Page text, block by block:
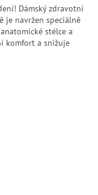
Dámský zdravotní
je navržen speciálně
stélce a
komfort a snižuje